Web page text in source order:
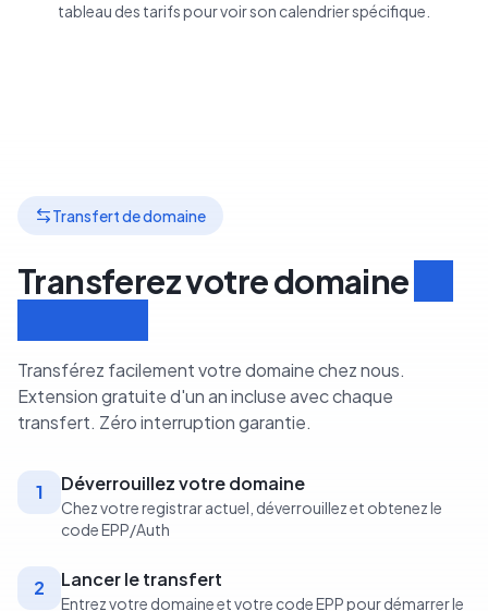
tableau des tarifs pour voir son calendrier spécifique.
Transfert de domaine
Transferez votre domaine
Transférez facilement votre domaine chez nous.
Extension gratuite d'un an incluse avec chaque
transfert. Zéro interruption garantie.
1 Déverrouillez votre domaine
Chez votre registrar actuel, déverrouillez et obtenez le
code EPP/Auth
2 Lancer le transfert
Entrez votre domaine et votre code EPP pour démarrer le